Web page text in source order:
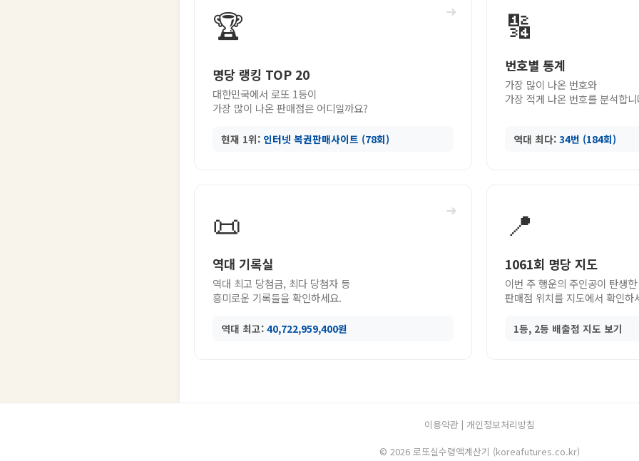
➜
🏆
명당 랭킹 TOP 20
대한민국에서 로또 1등이
가장 많이 나온 판매점은 어디일까요?
현재 1위: 인터넷 복권판매사이트 (78회)
🔢
번호별 통계
가장 많이 나온 번호와
가장 적게 나온 번호를 분석합
역대 최다: 34번 (184회)
➜
📜
역대 기록실
역대 최고 당첨금, 최다 당첨자 등
흥미로운 기록들을 확인하세요.
역대 최고: 40,722,959,400원
📍
1061회 명당 지도
이번 주 행운의 주인공이 탄생한
판매점 위치를 지도에서 확인하
1등, 2등 배출점 지도 보기
이용약관| 개인정보처리방침
© 2026 로또실수령액계산기 (koreafutures.co.kr)